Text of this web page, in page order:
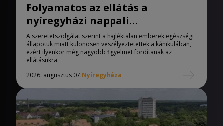
Folyamatos az ellátás a
nyíregyházi nappali
melegedőben
A szeretetszolgálat szerint a hajléktalan emberek egészségi
állapotuk miatt különösen veszélyeztetettek a kánikulában,
ezért ilyenkor még nagyobb figyelmet fordítanak az
ellátásukra.
2026. augusztus 07.Nyíregyháza